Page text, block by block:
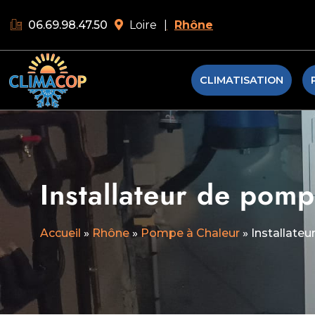
06.69.98.47.50 Loire Rhône
CLIMATISATION
Installateur de
Accueil » Rhône » Pompe à Chaleur »